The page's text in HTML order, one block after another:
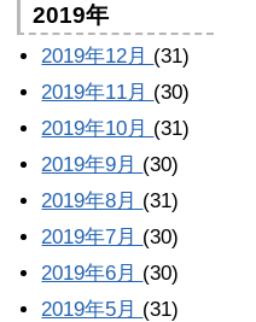
2019年
2019年12月 (31)
2019年11月 (30)
2019年10月 (31)
2019年9月 (30)
2019年8月 (31)
2019年7月 (30)
2019年6月 (30)
2019年5月 (31)